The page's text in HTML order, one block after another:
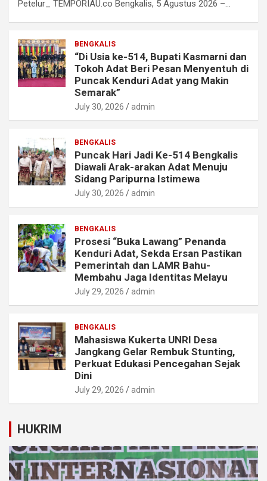
Petelur_ TEMPORIAU.co Bengkalis, 5 Agustus 2026 –…
BENGKALIS
“Di Usia ke-514, Bupati Kasmarni dan
Tokoh Adat Beri Pesan Menyentuh di
Puncak Kenduri Adat yang Makin
Semarak”
July 30, 2026 admin
BENGKALIS
Puncak Hari Jadi Ke-514 Bengkalis
Diawali Arak-arakan Adat Menuju
Sidang Paripurna Istimewa
July 30, 2026 admin
BENGKALIS
Prosesi “Buka Lawang” Penanda
Kenduri Adat, Sekda Ersan Pastikan
Pemerintah dan LAMR Bahu-
Membahu Jaga Identitas Melayu
July 29, 2026 admin
BENGKALIS
Mahasiswa Kukerta UNRI Desa
Jangkang Gelar Rembuk Stunting,
Perkuat Edukasi Pencegahan Sejak
Dini
July 29, 2026 admin
HUKRIM